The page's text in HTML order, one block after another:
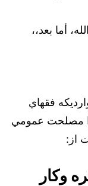
أما بعد،،
فقهاي
مصلحت عمومي
از:
وكار